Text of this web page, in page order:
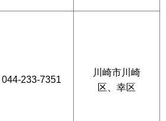
044-233-7351
川崎市川崎
区、幸区